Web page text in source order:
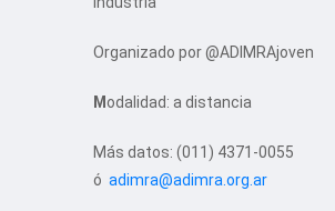
Organizado por @ADIMRAjoven
Modalidad: a distancia
Más datos: (011) 4371-0055
ó adimra@adimra.org.ar